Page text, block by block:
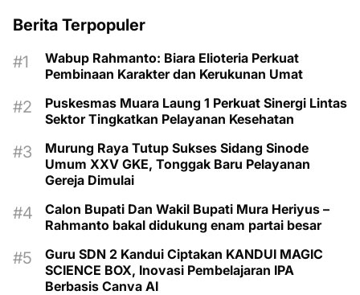
Berita Terpopuler
Wabup Rahmanto: Biara Elioteria Perkuat
Pembinaan Karakter dan Kerukunan Umat
Puskesmas Muara Laung 1 Perkuat Sinergi Lintas
Sektor Tingkatkan Pelayanan Kesehatan
Murung Raya Tutup Sukses Sidang Sinode
Umum XXV GKE, Tonggak Baru Pelayanan
Gereja Dimulai
Calon Bupati Dan Wakil Bupati Mura Heriyus –
Rahmanto bakal didukung enam partai besar
Guru SDN 2 Kandui Ciptakan KANDUI MAGIC
SCIENCE BOX, Inovasi Pembelajaran IPA
Berbasis Canva AI